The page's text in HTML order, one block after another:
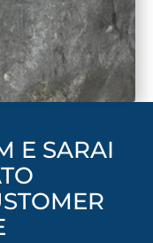
E SARAI